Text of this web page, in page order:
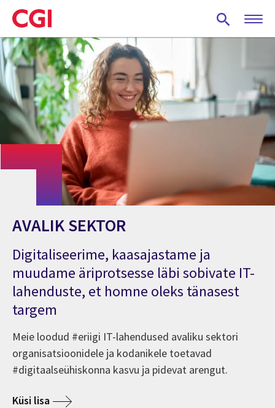
Skip
to
main
content
AVALIK SEKTOR
Digitaliseerime, kaasajastame ja
muudame äriprotsesse läbi sobivate IT-
lahenduste, et homne oleks tänasest
targem
Meie loodud #eriigi IT-lahendused avaliku sektori
organisatsioonidele ja kodanikele toetavad
#digitaalseühiskonna kasvu ja pidevat arengut.
Küsi lisa